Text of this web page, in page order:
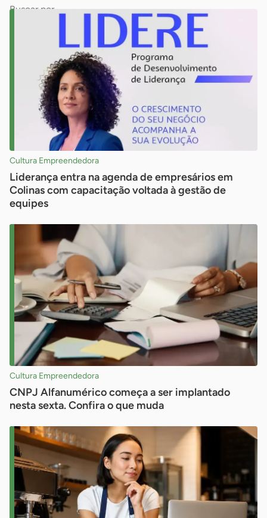
para
chave
Cultura Empreendedora
Liderança entra na agenda de empresários em
Colinas com capacitação voltada à gestão de
equipes
Cultura Empreendedora
CNPJ Alfanumérico começa a ser implantado
nesta sexta. Confira o que muda